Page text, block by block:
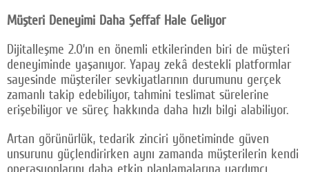
Müşteri Deneyimi Daha Şeffaf Hale Geliyor
Dijitalleşme 2.0’ın en önemli etkilerinden biri de müşteri
deneyiminde yaşanıyor. Yapay zekâ destekli platformlar
sayesinde müşteriler sevkiyatlarının durumunu gerçek
zamanlı takip edebiliyor, tahmini teslimat sürelerine
erişebiliyor ve süreç hakkında daha hızlı bilgi alabiliyor.
Artan görünürlük, tedarik zinciri yönetiminde güven
unsurunu güçlendirirken aynı zamanda müşterilerin kendi
operasyonlarını daha etkin planlamalarına yardımcı